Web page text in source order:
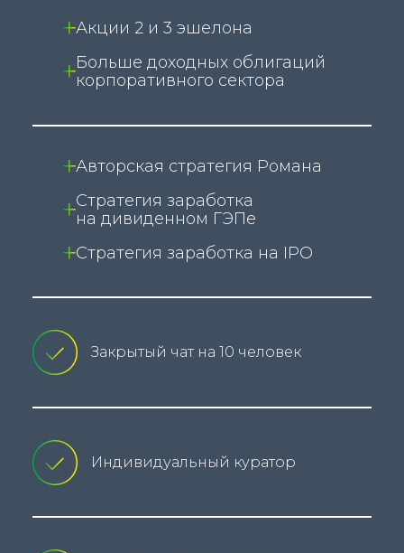
Акции 2 и 3 эшелона
Больше доходных облигаций
корпоративного сектора
Авторская стратегия Романа
Стратегия заработка
на дивиденном ГЭПе
Стратегия заработка на IPO
Закрытый чат на 10 человек
Индивидуальный куратор